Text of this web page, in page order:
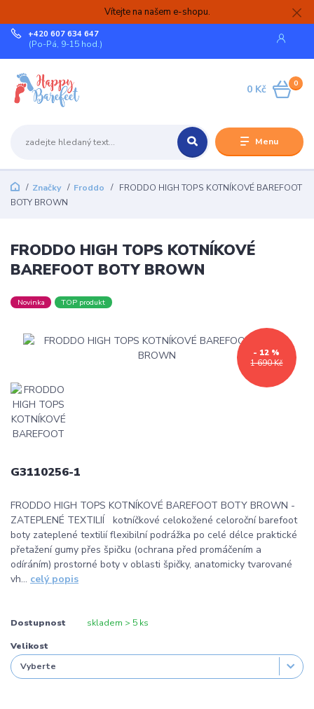
Vítejte na našem e-shopu.
Menu
+420 607 634 647
(Po-Pá, 9-15 hod.)
0
0 Kč
Značky Froddo
FRODDO HIGH TOPS KOTNÍKOVÉ BAREFOOT
BOTY BROWN
FRODDO HIGH TOPS KOTNÍKOVÉ
BAREFOOT BOTY BROWN
Novinka TOP produkt
1 690 Kč
- 12 %
G3110256-1
FRODDO HIGH TOPS KOTNÍKOVÉ BAREFOOT BOTY BROWN -
ZATEPLENÉ TEXTILIÍ kotníčkové celokožené celoroční barefoot
boty zateplené textilií flexibilní podrážka po celé délce praktické
přetažení gumy přes špičku (ochrana před promáčením a
odíráním) prostorné boty v oblasti špičky, anatomicky tvarované
vh... celý popis
Dostupnost skladem > 5 ks
Velikost